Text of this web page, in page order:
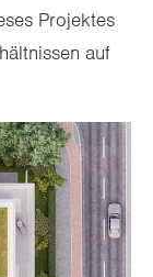
Projektes
auf